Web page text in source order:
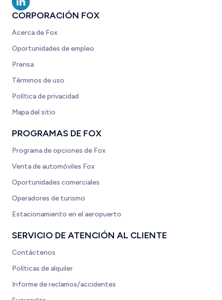
CORPORACIÓN FOX
Acerca de Fox
Oportunidades de empleo
Prensa
Términos de uso
Política de privacidad
Mapa del sitio
PROGRAMAS DE FOX
Programa de opciones de Fox
Venta de automóviles Fox
Oportunidades comerciales
Operadores de turismo
Estacionamiento en el aeropuerto
SERVICIO DE ATENCIÓN AL CLIENTE
Contáctenos
Políticas de alquiler
Informe de reclamos/accidentes